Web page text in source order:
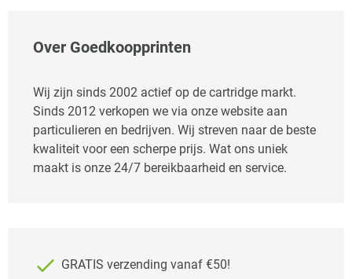
Over Goedkoopprinten
Wij zijn sinds 2002 actief op de cartridge markt.
Sinds 2012 verkopen we via onze website aan
particulieren en bedrijven. Wij streven naar de beste
kwaliteit voor een scherpe prijs. Wat ons uniek
maakt is onze 24/7 bereikbaarheid en service.
GRATIS verzending vanaf €50!